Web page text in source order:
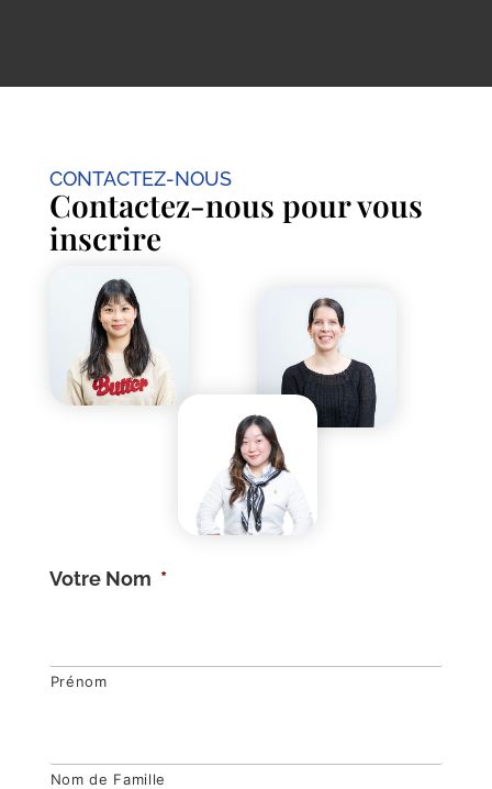
CONTACTEZ-NOUS
Contactez-nous pour vous
inscrire
Votre Nom *
Prénom
Nom de Famille